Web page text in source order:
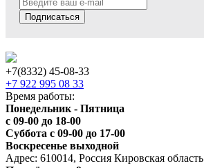
Подписаться
+7(8332) 45-08-33
+7 922 995 08 33
Время работы:
Понедельник - Пятница
с 09-00 до 18-00
Суббота с 09-00 до 17-00
Воскресенье выходной
Адрес: 610014, Россия Кировская область